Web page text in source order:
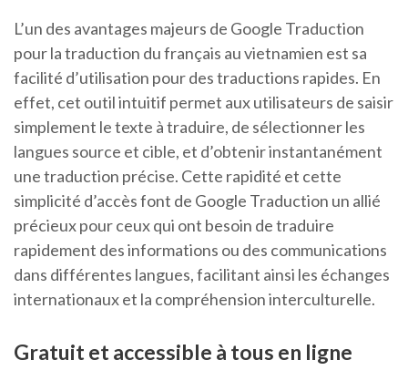
L’un des avantages majeurs de Google Traduction
pour la traduction du français au vietnamien est sa
facilité d’utilisation pour des traductions rapides. En
effet, cet outil intuitif permet aux utilisateurs de saisir
simplement le texte à traduire, de sélectionner les
langues source et cible, et d’obtenir instantanément
une traduction précise. Cette rapidité et cette
simplicité d’accès font de Google Traduction un allié
précieux pour ceux qui ont besoin de traduire
rapidement des informations ou des communications
dans différentes langues, facilitant ainsi les échanges
internationaux et la compréhension interculturelle.
Gratuit et accessible à tous en ligne